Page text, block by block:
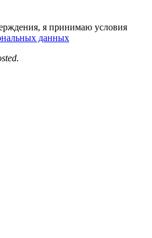
я принимаю условия
данных